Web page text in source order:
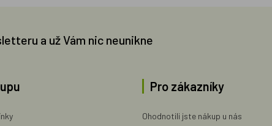
a už Vám nic neunikne
Pro zákazníky
Ohodnotili jste nákup u nás